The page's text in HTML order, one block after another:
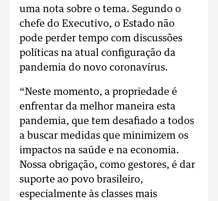
uma nota sobre o tema. Segundo o
chefe do Executivo, o Estado não
pode perder tempo com discussões
políticas na atual configuração da
pandemia do novo coronavírus.
“Neste momento, a propriedade é
enfrentar da melhor maneira esta
pandemia, que tem desafiado a todos
a buscar medidas que minimizem os
impactos na saúde e na economia.
Nossa obrigação, como gestores, é dar
suporte ao povo brasileiro,
especialmente às classes mais